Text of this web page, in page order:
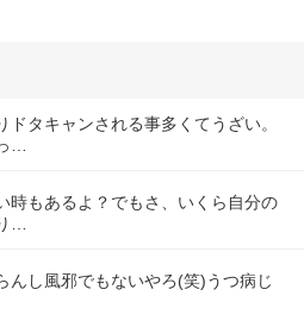
タキャンされる事多くてうざい。
…
時もあるよ？でもさ、いくら自分の
…
んし風邪でもないやろ(笑)うつ病じ